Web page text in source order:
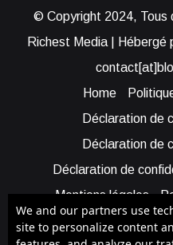
© Copyright 2024, Tous
Richest Media | Hébergé
Home
Déclaration de
Déclaration de
Déclaration de
Mentions légales
Cookie Policy (AUS)
We and our partners use
site to personalize content